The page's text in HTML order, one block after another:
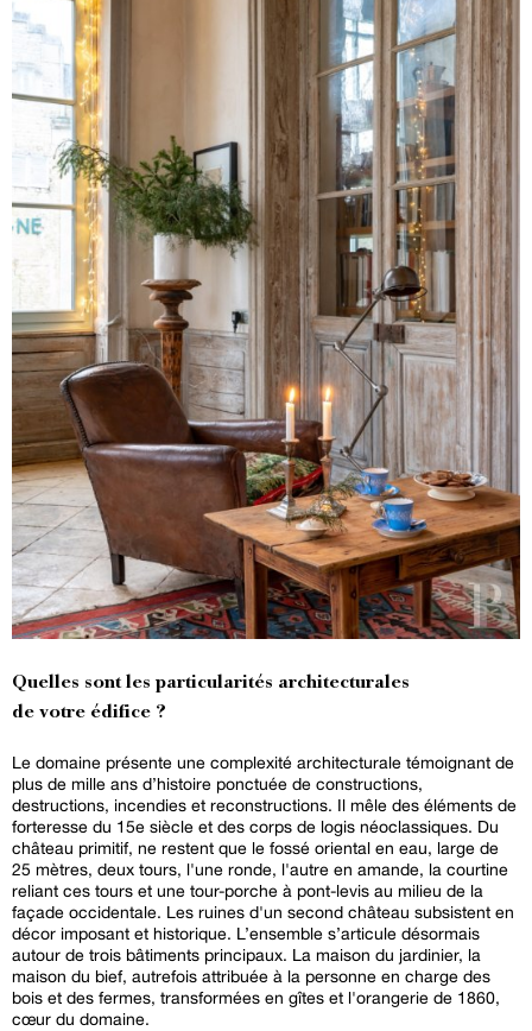
Quelles sont les particularités architecturales
de votre édifice ?
Le domaine présente une complexité architecturale témoignant de
plus de mille ans d’histoire ponctuée de constructions,
destructions, incendies et reconstructions. Il mêle des éléments de
forteresse du 15e siècle et des corps de logis néoclassiques. Du
château primitif, ne restent que le fossé oriental en eau, large de
25 mètres, deux tours, l'une ronde, l'autre en amande, la courtine
reliant ces tours et une tour-porche à pont-levis au milieu de la
façade occidentale. Les ruines d'un second château subsistent en
décor imposant et historique. L’ensemble s’articule désormais
autour de trois bâtiments principaux. La maison du jardinier, la
maison du bief, autrefois attribuée à la personne en charge des
bois et des fermes, transformées en gîtes et l'orangerie de 1860,
cœur du domaine.